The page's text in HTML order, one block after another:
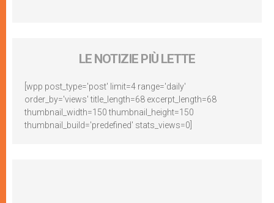
LE NOTIZIE PIÙ LETTE
[wpp post_type='post' limit=4 range='daily'
order_by='views' title_length=68 excerpt_length=68
thumbnail_width=150 thumbnail_height=150
thumbnail_build='predefined' stats_views=0]